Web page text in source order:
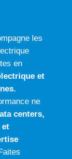
les
en
et
ne
centers,
et